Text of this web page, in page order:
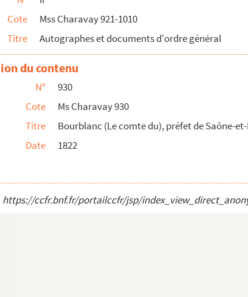
ministre de l'intérieur en 1870
Saône)
Cote
Mss Charavay 921-1010
Titre
Autographes et documents d'ordre général
du contenu
N°
930
Cote
Ms Charavay 930
Titre
Bourblanc (Le comte du), préfet de Saône-
Date
1822
https://ccfr.bnf.fr/portailccfr/jsp/